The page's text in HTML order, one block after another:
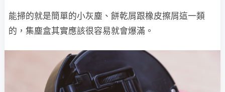
能掃的就是簡單的小灰塵、餅乾屑跟橡皮擦屑這一類
的，集塵盒其實應該很容易就會爆滿。